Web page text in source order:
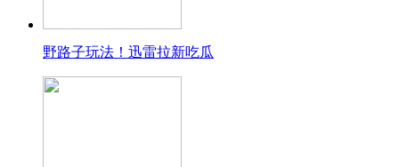
野路子玩法！迅雷拉新吃瓜